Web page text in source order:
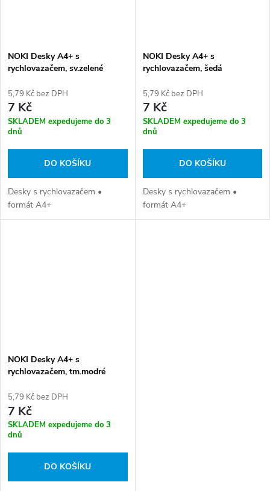
NOKI Desky A4+ s
rychlovazačem, sv.zelené
5,79 Kč bez DPH
7 Kč
SKLADEM expedujeme do 3
dnů
DO KOŠÍKU
Desky s rychlovazačem •
formát A4+
NOKI Desky A4+ s
rychlovazačem, šedá
5,79 Kč bez DPH
7 Kč
SKLADEM expedujeme do 3
dnů
DO KOŠÍKU
Desky s rychlovazačem •
formát A4+
NOKI Desky A4+ s
rychlovazačem, tm.modré
5,79 Kč bez DPH
7 Kč
SKLADEM expedujeme do 3
dnů
DO KOŠÍKU